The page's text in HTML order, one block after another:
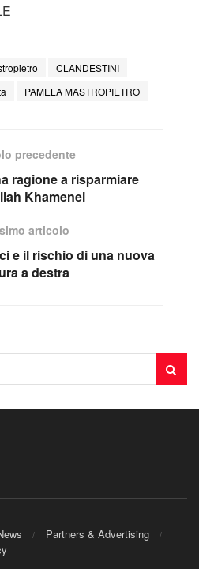
CLANDESTINI
PAMELA MASTROPIETRO
precedente
ragione a risparmiare
Khamenei
articolo
e il rischio di una nuova
a destra
Partners & Advertising